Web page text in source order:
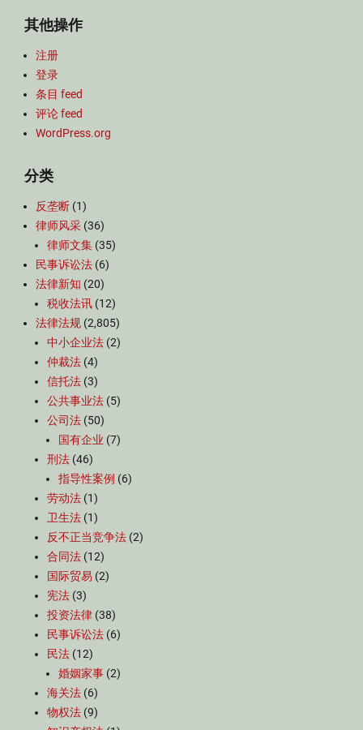
其他操作
注册
登录
条目 feed
评论 feed
WordPress.org
分类
反垄断 (1)
律师风采 (36)
律师文集 (35)
民事诉讼法 (6)
法律新知 (20)
税收法讯 (12)
法律法规 (2,805)
中小企业法 (2)
仲裁法 (4)
信托法 (3)
公共事业法 (5)
公司法 (50)
国有企业 (7)
刑法 (46)
指导性案例 (6)
劳动法 (1)
卫生法 (1)
反不正当竞争法 (2)
合同法 (12)
国际贸易 (2)
宪法 (3)
投资法律 (38)
民事诉讼法 (6)
民法 (12)
婚姻家事 (2)
海关法 (6)
物权法 (9)